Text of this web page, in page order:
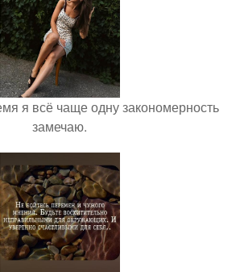
я всё чаще одну закономерность
замечаю.